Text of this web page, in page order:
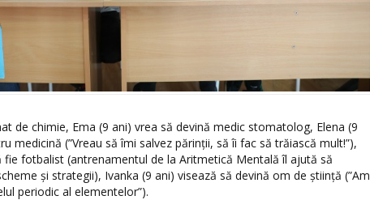
de chimie, Ema (9 ani) vrea să devină medic stomatolog, Elena (9
medicină (”Vreau să îmi salvez părinții, să îi fac să trăiască mult!”),
fie fotbalist (antrenamentul de la Aritmetică Mentală îl ajută să
și strategii), Ivanka (9 ani) visează să devină om de știință (”Am
periodic al elementelor”).